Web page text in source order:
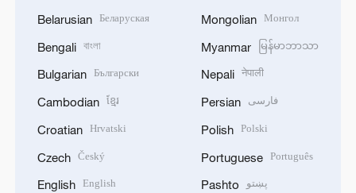
Belarusian Беларуская
Bengali বাংলা
Bulgarian Български
Cambodian ខ្មែរ
Croatian Hrvatski
Czech Český
English English
Mongolian Монгол
Myanmar မြန်မာဘာသာ
Nepali नेपाली
Persian فارسی
Polish Polski
Portuguese Português
Pashto پښتو